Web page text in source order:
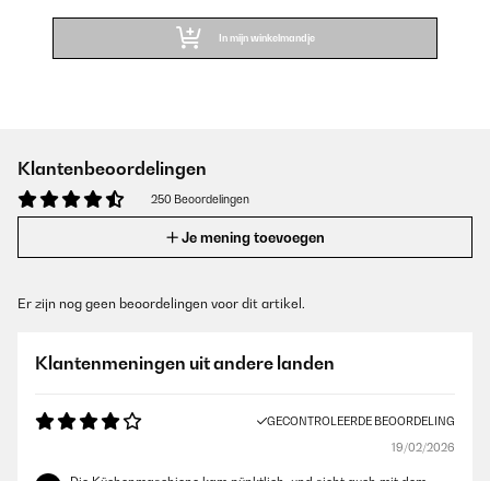
In mijn winkelmandje
Klantenbeoordelingen
250 Beoordelingen
Je mening toevoegen
Er zijn nog geen beoordelingen voor dit artikel.
Klantenmeningen uit andere landen
GECONTROLEERDE BEOORDELING
19/02/2026